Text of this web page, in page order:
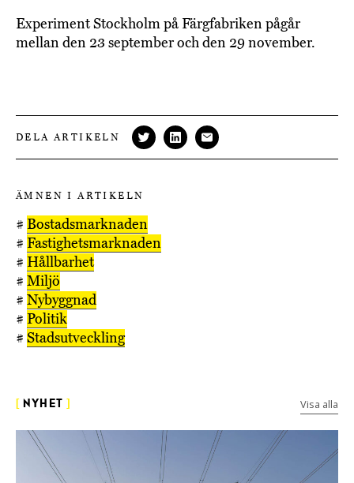
Experiment Stockholm på Färgfabriken pågår
mellan den 23 september och den 29 november.
DELA ARTIKELN
ÄMNEN I ARTIKELN
# Bostadsmarknaden
# Fastighetsmarknaden
# Hållbarhet
# Miljö
# Nybyggnad
# Politik
# Stadsutveckling
NYHET Visa alla